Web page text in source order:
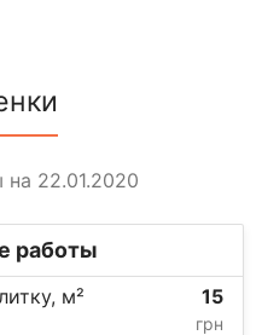
22.01.2020
работы
м² 15
грн